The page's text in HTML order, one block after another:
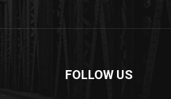
FOLLOW US